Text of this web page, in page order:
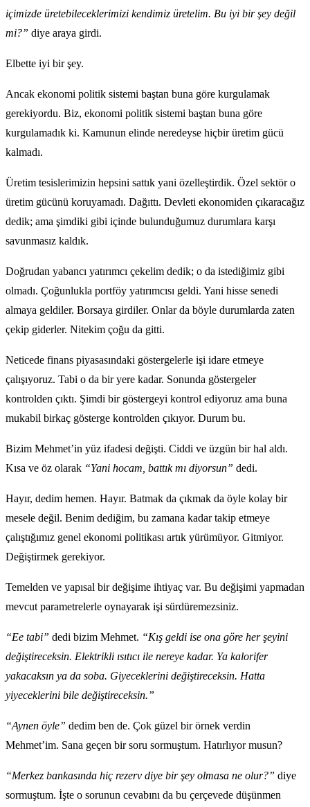
içimizde üretebileceklerimizi kendimiz üretelim. Bu iyi bir şey değil
mi?” diye araya girdi.
Elbette iyi bir şey.
Ancak ekonomi politik sistemi baştan buna göre kurgulamak
gerekiyordu. Biz, ekonomi politik sistemi baştan buna göre
kurgulamadık ki. Kamunun elinde neredeyse hiçbir üretim gücü
kalmadı.
Üretim tesislerimizin hepsini sattık yani özelleştirdik. Özel sektör o
üretim gücünü koruyamadı. Dağıttı. Devleti ekonomiden çıkaracağız
dedik; ama şimdiki gibi içinde bulunduğumuz durumlara karşı
savunmasız kaldık.
Doğrudan yabancı yatırımcı çekelim dedik; o da istediğimiz gibi
olmadı. Çoğunlukla portföy yatırımcısı geldi. Yani hisse senedi
almaya geldiler. Borsaya girdiler. Onlar da böyle durumlarda zaten
çekip giderler. Nitekim çoğu da gitti.
Neticede finans piyasasındaki göstergelerle işi idare etmeye
çalışıyoruz. Tabi o da bir yere kadar. Sonunda göstergeler
kontrolden çıktı. Şimdi bir göstergeyi kontrol ediyoruz ama buna
mukabil birkaç gösterge kontrolden çıkıyor. Durum bu.
Bizim Mehmet’in yüz ifadesi değişti. Ciddi ve üzgün bir hal aldı.
Kısa ve öz olarak “Yani hocam, battık mı diyorsun” dedi.
Hayır, dedim hemen. Hayır. Batmak da çıkmak da öyle kolay bir
mesele değil. Benim dediğim, bu zamana kadar takip etmeye
çalıştığımız genel ekonomi politikası artık yürümüyor. Gitmiyor.
Değiştirmek gerekiyor.
Temelden ve yapısal bir değişime ihtiyaç var. Bu değişimi yapmadan
mevcut parametrelerle oynayarak işi sürdüremezsiniz.
“Ee tabi” dedi bizim Mehmet. “Kış geldi ise ona göre her şeyini
değiştireceksin. Elektrikli ısıtıcı ile nereye kadar. Ya kalorifer
yakacaksın ya da soba. Giyeceklerini değiştireceksin. Hatta
yiyeceklerini bile değiştireceksin.”
“Aynen öyle” dedim ben de. Çok güzel bir örnek verdin
Mehmet’im. Sana geçen bir soru sormuştum. Hatırlıyor musun?
“Merkez bankasında hiç rezerv diye bir şey olmasa ne olur?” diye
sormuştum. İşte o sorunun cevabını da bu çerçevede düşünmen